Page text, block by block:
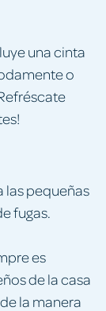
una cinta
o
las pequeñas
fugas.
es
de la casa
la manera